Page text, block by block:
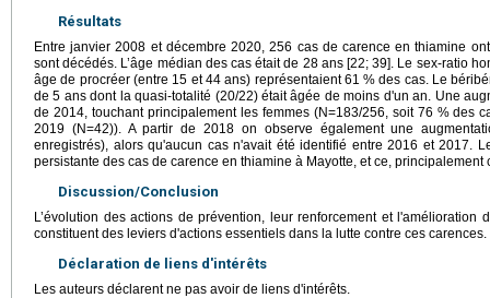
Résultats
Entre janvier 2008 et décembre 2020, 256 cas de carence en thiamine
sont décédés. L’âge médian des cas était de 28 ans [22; 39]. Le sex-ratio
âge de procréer (entre 15 et 44 ans) représentaient 61 % des cas. Le
de 5 ans dont la quasi-totalité (20/22) était âgée de moins d'un an. Une
de 2014, touchant principalement les femmes (N=183/256, soit 76 % des
2019 (N=42)). A partir de 2018 on observe également une
enregistrés), alors qu'aucun cas n'avait été identifié entre 2016 et 2017.
persistante des cas de carence en thiamine à Mayotte, et ce, principalement
Discussion/Conclusion
L’évolution des actions de prévention, leur renforcement et l'amélioration
constituent des leviers d'actions essentiels dans la lutte contre ces carences.
Déclaration de liens d'intérêts
Les auteurs déclarent ne pas avoir de liens d'intérêts.